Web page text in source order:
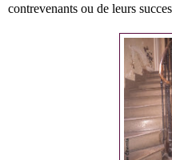
contrevenants ou de leurs